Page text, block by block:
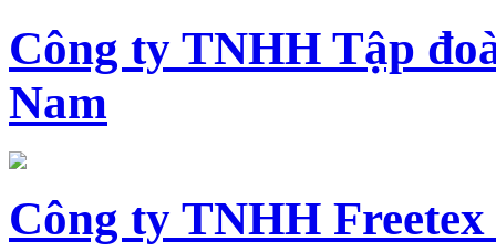
Công ty TNHH Tập
Nam
Công ty TNHH